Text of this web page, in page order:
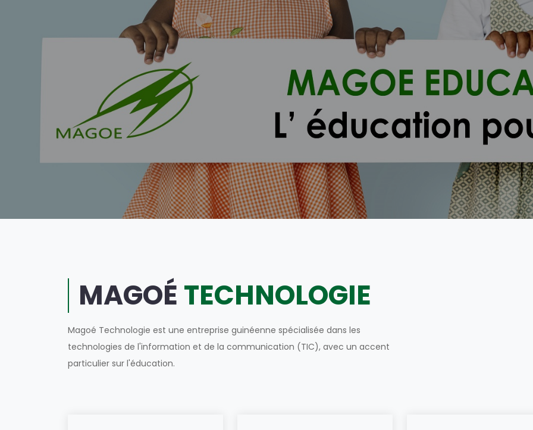
MAGOÉ TECHNOLOGIE
Magoé Technologie est une entreprise guinéenne spécialisée dans les
technologies de l'information et de la communication (TIC), avec un accent
particulier sur l'éducation.